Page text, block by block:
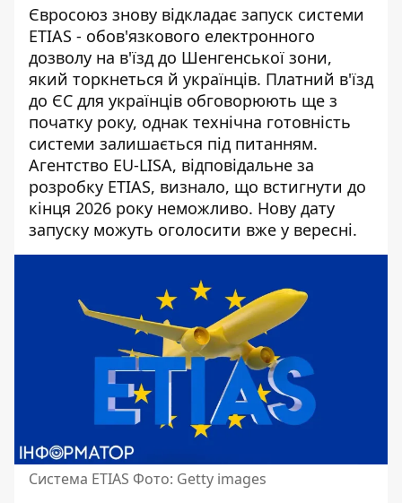
Євросоюз знову відкладає запуск системи
ETIAS - обов'язкового електронного
дозволу на в'їзд до Шенгенської зони,
який торкнеться й українців. Платний в'їзд
до ЄС для українців обговорюють ще з
початку року, однак технічна готовність
системи залишається під питанням.
Агентство EU-LISA, відповідальне за
розробку ETIAS, визнало, що встигнути до
кінця 2026 року неможливо. Нову дату
запуску можуть оголосити вже у вересні.
Система ETIAS Фото: Getty images